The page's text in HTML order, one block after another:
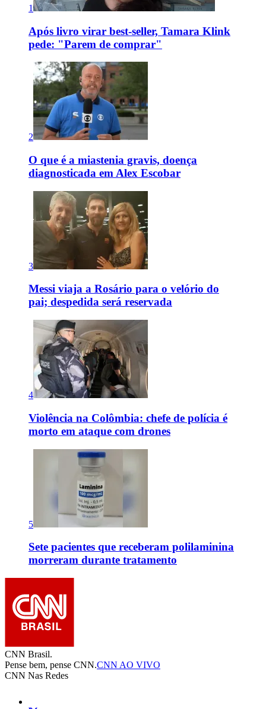
1
Após livro virar best-seller, Tamara Klink
pede: "Parem de comprar"
2
O que é a miastenia gravis, doença
diagnosticada em Alex Escobar
3
Messi viaja a Rosário para o velório do
pai; despedida será reservada
4
Violência na Colômbia: chefe de polícia é
morto em ataque com drones
5
Sete pacientes que receberam polilaminina
morreram durante tratamento
CNN Brasil.
Pense bem, pense CNN.CNN AO VIVO
CNN Nas Redes